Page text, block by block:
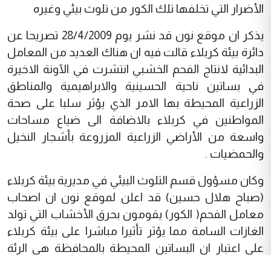
الأضرار التي تخلفها تلك الكور من تلوث بيئي وغيره
يذكر ان موقع نون قد نشر يوم 28/4/2009 تصريحا عن
دائرة بيئة كربلاء قالت فيه ان هناك العديد من المعامل
البدائية لانتاج الفحم الخشبي انتشرت في الآونة الاخيرة
في بساتين ناحية الحسينية والابراهيمية والمناطق
الزراعية المحيطة بها الامر الذي يؤثر سلبا على صحة
المواطنين في كربلاء بالاضافة الى ضياع مساحات
واسعة من الأراضي الزراعية المزروعة بأشجار النخيل
والحمضيات .
وكان مسؤول قسم التلوث البيئي في مديرية بيئة كربلاء
(صباح هلال حسين) قد اعلن لموقع نون ان اصحاب
معامل الفحم( الكور) يقومون بحرق الأخشاب التي تولد
الغازات السامة مما يؤثر تأثيرا مباشرا على بيئة كربلاء
على اعتبار ان البساتين المحيطة بالمحافظة هي الرئة